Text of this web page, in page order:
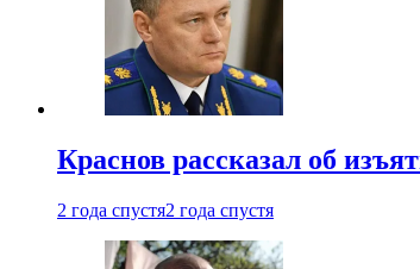
Краснов рассказал об
2 года спустя2 года спустя